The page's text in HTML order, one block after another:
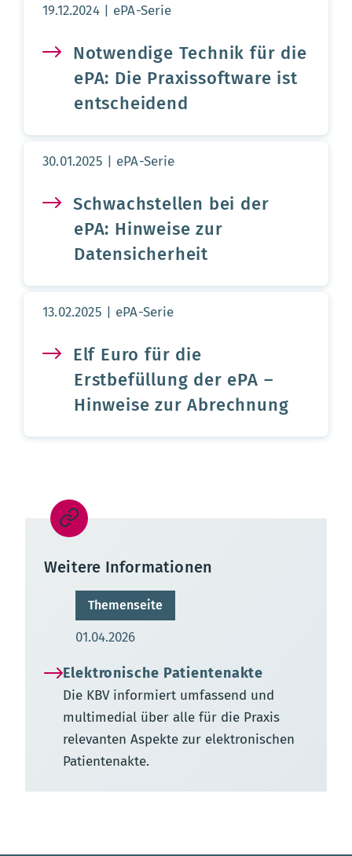
Aktualisierungsdatum:
19.12.2024 ePA-Serie
Notwendige Technik für die
ePA: Die Praxissoftware ist
entscheidend
Aktualisierungsdatum:
30.01.2025 ePA-Serie
Schwachstellen bei der
ePA: Hinweise zur
Datensicherheit
Aktualisierungsdatum:
13.02.2025 ePA-Serie
Elf Euro für die
Erstbefüllung der ePA –
Hinweise zur Abrechnung
Weitere Informationen
Themenseite
Aktualisierungsdatum:
01.04.2026
Elektronische Patientenakte
Die KBV informiert umfassend und
multimedial über alle für die Praxis
relevanten Aspekte zur elektronischen
Patientenakte.